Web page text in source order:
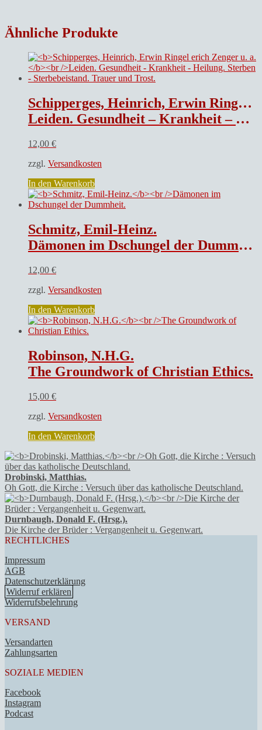
Ähnliche Produkte
Schipperges, Heinrich, Erwin Ringel erich Zenger u. a.
Leiden. Gesundheit – Krankheit – Heilung. Sterben – Sterbebeistand. Trauer und Trost.
12,00 €
zzgl. Versandkosten
In den Warenkorb
Schmitz, Emil-Heinz.
Dämonen im Dschungel der Dummheit.
12,00 €
zzgl. Versandkosten
In den Warenkorb
Robinson, N.H.G.
The Groundwork of Christian Ethics.
15,00 €
zzgl. Versandkosten
In den Warenkorb
Drobinski, Matthias.
Oh Gott, die Kirche : Versuch über das katholische Deutschland.
Durnbaugh, Donald F. (Hrsg.).
Die Kirche der Brüder : Vergangenheit u. Gegenwart.
RECHTLICHES
Impressum
AGB
Datenschutzerklärung
Widerruf erklären
Widerrufsbelehrung
VERSAND
Versandarten
Zahlungsarten
SOZIALE MEDIEN
Facebook
Instagram
Podcast